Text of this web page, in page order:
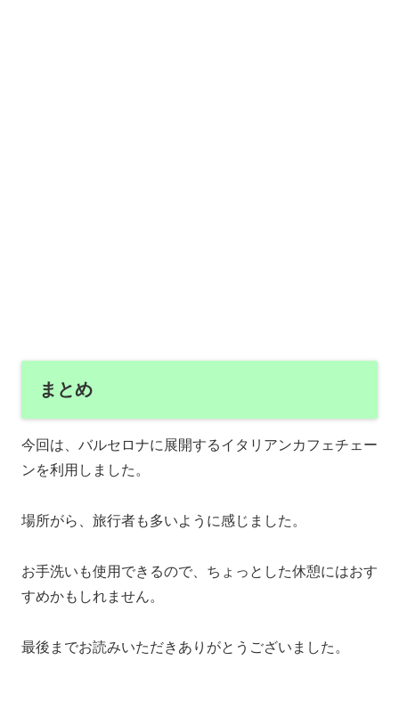
まとめ
今回は、バルセロナに展開するイタリアンカフェチェー
ンを利用しました。
場所がら、旅行者も多いように感じました。
お手洗いも使用できるので、ちょっとした休憩にはおす
すめかもしれません。
最後までお読みいただきありがとうございました。